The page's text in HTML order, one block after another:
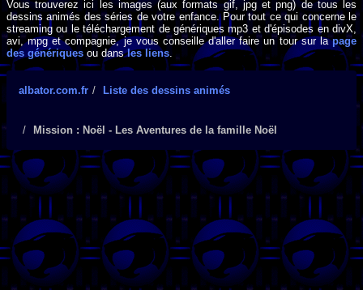
Vous trouverez ici les images (aux formats gif, jpg et png) de tous les
dessins animés des séries de votre enfance. Pour tout ce qui concerne le
streaming ou le téléchargement de génériques mp3 et d'épisodes en divX,
avi, mpg et compagnie, je vous conseille d'aller faire un tour sur lapage
des génériques ou dansles liens.
albator.com.fr Liste des dessins animés
Mission : Noël - Les Aventures de la famille Noël